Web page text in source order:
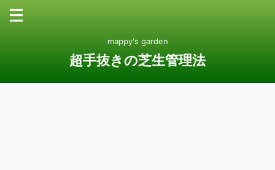
mappy's garden
超手抜きの芝生管理法